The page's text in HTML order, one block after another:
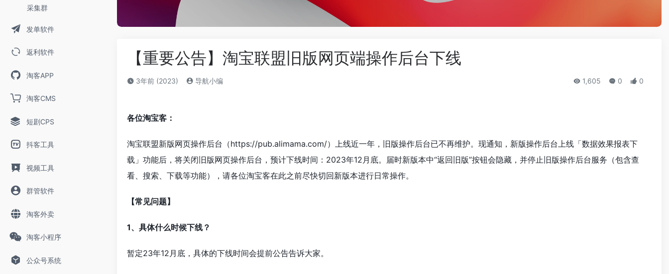
采集群
发单软件
返利软件
淘客APP
淘客CMS
短剧CPS
抖客工具
视频工具
群管软件
淘客外卖
淘客小程序
公众号系统
【重要公告】淘宝联盟旧版网页端操作后台下线
3年前 (2023) 导航小编 1,605 0 0
各位淘宝客：
淘宝联盟新版网页操作后台（https://pub.alimama.com/）上线近一年，旧版操作后台已不再维护。现通知，新版操作后台上线「数据效果报表下
载」功能后，将关闭旧版网页操作后台，预计下线时间：2023年12月底。届时新版本中“返回旧版”按钮会隐藏，并停止旧版操作后台服务（包含查
看、搜索、下载等功能），请各位淘宝客在此之前尽快切回新版本进行日常操作。
【常见问题】
1、具体什么时候下线？
暂定23年12月底，具体的下线时间会提前公告告诉大家。